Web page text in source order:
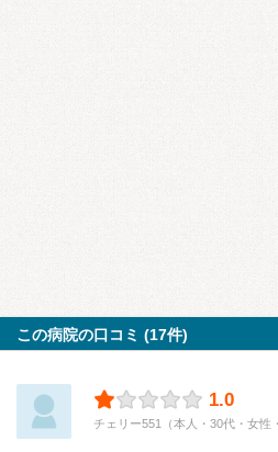
この病院の口コミ (17件)
1.0
チェリー551（本人・30代・女性